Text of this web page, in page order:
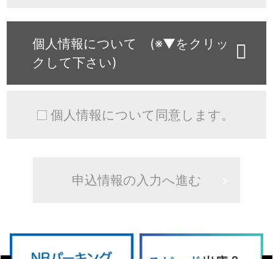
個人情報について (※▼をクリッ
クして下さい)
個人情報について同意します。